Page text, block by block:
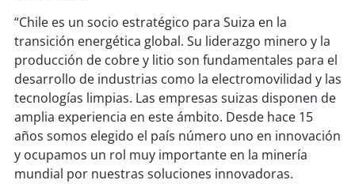
soychillán
soysancarlos
soytalcahuano
soyconcepción
soycoronel
“Chile es un socio estratégico para Suiza en la
transición energética global. Su liderazgo minero y la
producción de cobre y litio son fundamentales para el
desarrollo de industrias como la electromovilidad y las
tecnologías limpias. Las empresas suizas disponen de
amplia experiencia en este ámbito. Desde hace 15
años somos elegido el país número uno en innovación
y ocupamos un rol muy importante en la minería
mundial por nuestras soluciones innovadoras.